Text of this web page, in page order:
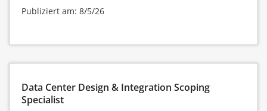
Publiziert am: 8/5/26
Data Center Design & Integration Scoping
Specialist